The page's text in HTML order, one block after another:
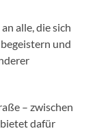
alle, die sich
und
– zwischen
dafür